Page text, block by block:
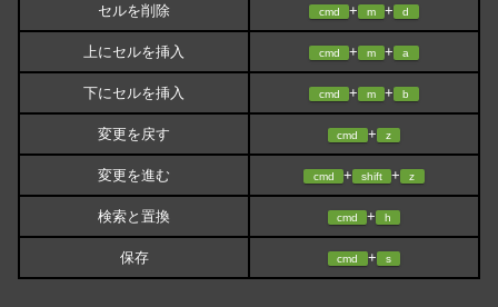
セルを削除 cmd + m + d
上にセルを挿入 cmd + m + a
下にセルを挿入 cmd + m + b
変更を戻す cmd + z
変更を進む cmd + shift + z
検索と置換 cmd + h
保存 cmd + s